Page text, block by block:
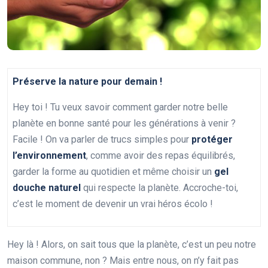
Préserve la nature pour demain !
Hey toi ! Tu veux savoir comment garder notre belle
planète en bonne santé pour les générations à venir ?
Facile ! On va parler de trucs simples pour protéger
l’environnement, comme avoir des repas équilibrés,
garder la forme au quotidien et même choisir un gel
douche naturel qui respecte la planète. Accroche-toi,
c’est le moment de devenir un vrai héros écolo !
Hey là ! Alors, on sait tous que la planète, c’est un peu notre
maison commune, non ? Mais entre nous, on n’y fait pas